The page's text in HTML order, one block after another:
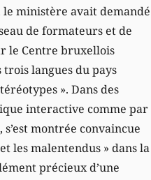
le ministère avait demandé
de formateurs et de
le Centre bruxellois
langues du pays
». Dans des
interactive comme par
montrée convaincue
les malentendus » dans la
précieux d’une